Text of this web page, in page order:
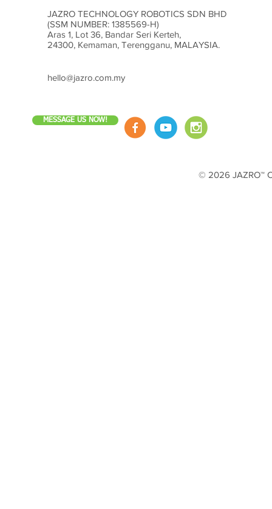
JAZRO TECHNOLOGY ROBOTICS SDN BHD
(SSM NUMBER: 1385569-H)
Aras 1, Lot 36, Bandar Seri Kerteh,
24300, Kemaman, Terengganu, MALAYSIA.
hello@jazro.com.my
MESSAGE US NOW!
© 2026 JAZRO™